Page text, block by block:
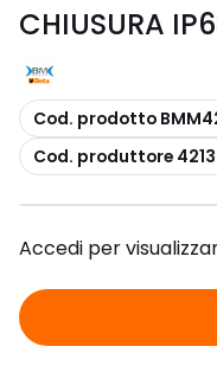
CHIUSURA
copia
Cod. prodotto
copia
Cod. produttore 4213
Accedi per